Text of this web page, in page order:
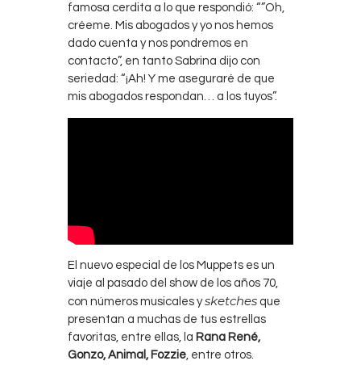
famosa cerdita a lo que respondió: “”Oh,
créeme. Mis abogados y yo nos hemos
dado cuenta y nos pondremos en
contacto”, en tanto Sabrina dijo con
seriedad: “¡Ah! Y me aseguraré de que
mis abogados respondan… a los tuyos”.
El nuevo especial de los Muppets es un
viaje al pasado del show de los años 70,
con números musicales ysketches que
presentan a muchas de tus estrellas
favoritas, entre ellas, la Rana René,
Gonzo, Animal, Fozzie, entre otros.